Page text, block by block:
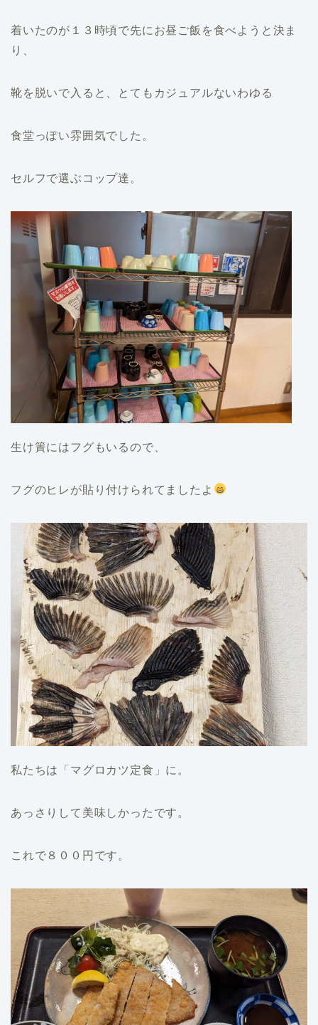
着いたのが１３時頃で先にお昼ご飯を食べようと決ま
り、
靴を脱いで入ると、とてもカジュアルないわゆる
食堂っぽい雰囲気でした。
セルフで選ぶコップ達。
生け簀にはフグもいるので、
フグのヒレが貼り付けられてましたよ
私たちは「マグロカツ定食」に。
あっさりして美味しかったです。
これで８００円です。